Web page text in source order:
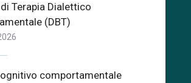
Terapia Dialettico
(DBT)
comportamentale